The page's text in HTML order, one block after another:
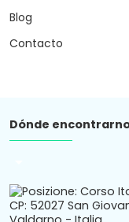
Blog
Contacto
Dónde